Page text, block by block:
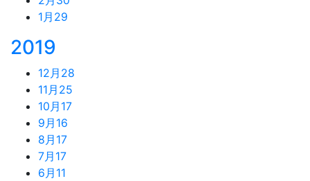
1月 29
2019
12月 28
11月 25
10月 17
9月 16
8月 17
7月 17
6月 11